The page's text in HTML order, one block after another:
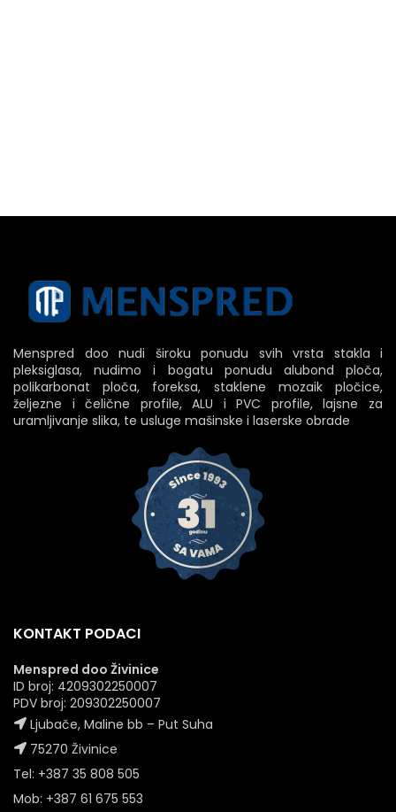
Menspred doo nudi široku ponudu svih vrsta stakla i
pleksiglasa, nudimo i bogatu ponudu alubond ploča,
polikarbonat ploča, foreksa, staklene mozaik pločice,
željezne i čelične profile, ALU i PVC profile, lajsne za
uramljivanje slika, te usluge mašinske i laserske obrade
KONTAKT PODACI
Menspred doo Živinice
ID broj: 4209302250007
PDV broj: 209302250007
Ljubače, Maline bb – Put Suha
75270 Živinice
Tel: +387 35 808 505
Mob: +387 61 675 553